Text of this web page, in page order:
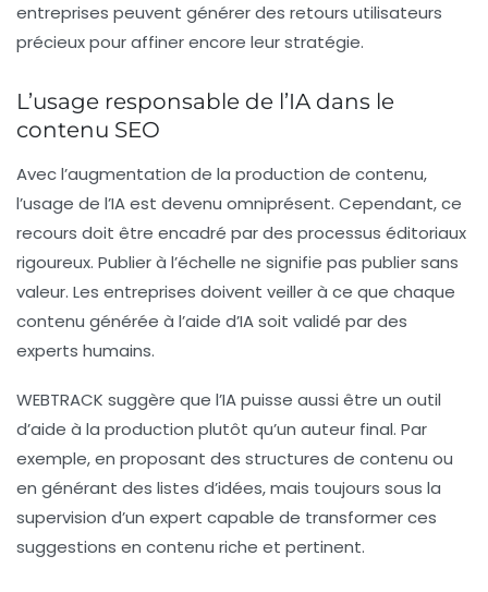
entreprises peuvent générer des retours utilisateurs
précieux pour affiner encore leur stratégie.
L’usage responsable de l’IA dans le
contenu SEO
Avec l’augmentation de la production de contenu,
l’usage de l’IA est devenu omniprésent. Cependant, ce
recours doit être encadré par des processus éditoriaux
rigoureux. Publier à l’échelle ne signifie pas publier sans
valeur. Les entreprises doivent veiller à ce que chaque
contenu générée à l’aide d’IA soit validé par des
experts humains.
WEBTRACK suggère que l’IA puisse aussi être un outil
d’aide à la production plutôt qu’un auteur final. Par
exemple, en proposant des structures de contenu ou
en générant des listes d’idées, mais toujours sous la
supervision d’un expert capable de transformer ces
suggestions en contenu riche et pertinent.